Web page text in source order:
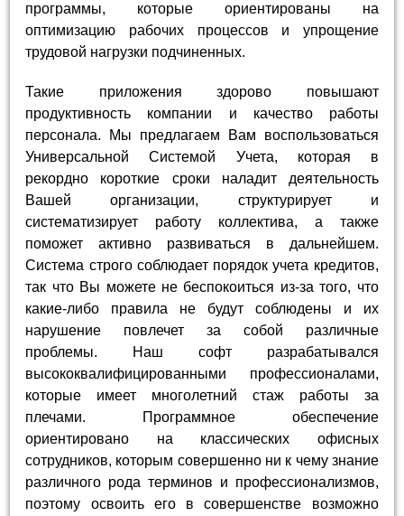
программы, которые ориентированы на
оптимизацию рабочих процессов и упрощение
трудовой нагрузки подчиненных.
Такие приложения здорово повышают
продуктивность компании и качество работы
персонала. Мы предлагаем Вам воспользоваться
Универсальной Системой Учета, которая в
рекордно короткие сроки наладит деятельность
Вашей организации, структурирует и
систематизирует работу коллектива, а также
поможет активно развиваться в дальнейшем.
Система строго соблюдает порядок учета кредитов,
так что Вы можете не беспокоиться из-за того, что
какие-либо правила не будут соблюдены и их
нарушение повлечет за собой различные
проблемы. Наш софт разрабатывался
высококвалифицированными профессионалами,
которые имеет многолетний стаж работы за
плечами. Программное обеспечение
ориентировано на классических офисных
сотрудников, которым совершенно ни к чему знание
различного рода терминов и профессионализмов,
поэтому освоить его в совершенстве возможно